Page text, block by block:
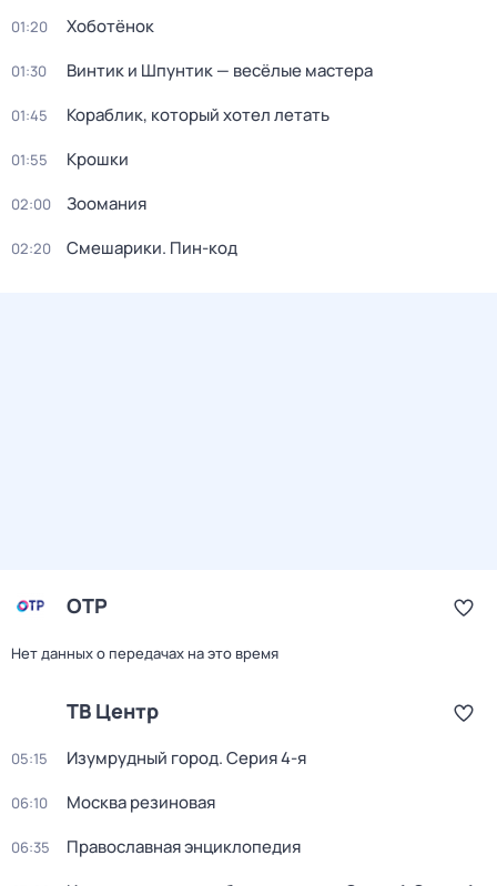
01:20 Хоботёнок
01:30 Винтик и Шпунтик — весёлые мастера
01:45 Кораблик, который хотел летать
01:55 Крошки
02:00 Зоомания
02:20 Смешарики. Пин-код
ОТР
Нет данных о передачах на это время
ТВ Центр
05:15 Изумрудный город. Серия 4-я
06:10 Москва резиновая
06:35 Православная энциклопедия